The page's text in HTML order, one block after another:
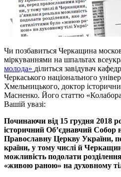
Чи позбавиться Черкащина
міркуваннями на шпальтах
молода» ділиться завідувач
Черкаського національного
Хмельницького, доктор
Масненко. Його статтю
Вашій увазі:
Починаючи від 15 грудня 2018
історичний Об’єднавчий Собор
Православну Церкву України,
країни, у тому числі й
можливість подолати
«живою раною» на духовному